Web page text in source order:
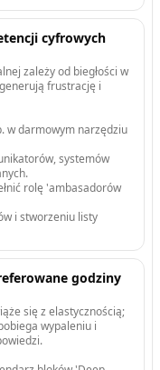
cyfrowych
zależy od biegłości w
frustrację i
w darmowym narzędziu
systemów
rolę 'ambasadorów
i stworzeniu listy
godziny
się z elastycznością;
wypaleniu i